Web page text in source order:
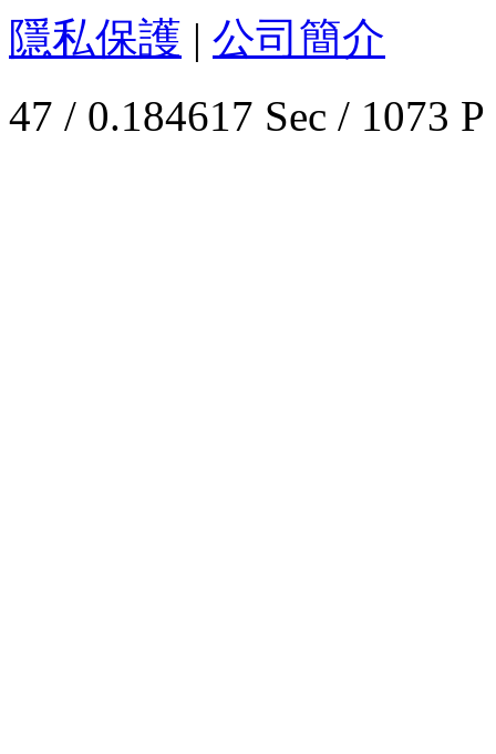
隱私保護 | 公司簡介
47 / 0.184617 Sec / 1073